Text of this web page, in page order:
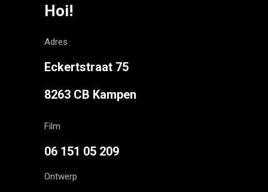
Hoi!
Adres
Eckertstraat 75
8263 CB Kampen
Film
06 151 05 209
Ontwerp